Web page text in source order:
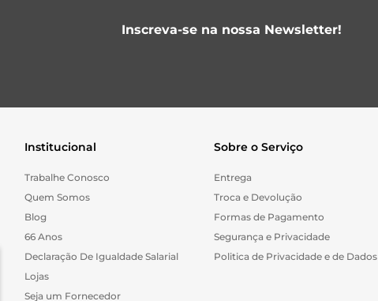
Inscreva-se na nossa Newsletter!
Institucional
Trabalhe Conosco
Quem Somos
Blog
66 Anos
Declaração De Igualdade Salarial
Lojas
Seja um Fornecedor
Sobre o Serviço
Entrega
Troca e Devolução
Formas de Pagamento
Segurança e Privacidade
Politica de Privacidade e de Dados